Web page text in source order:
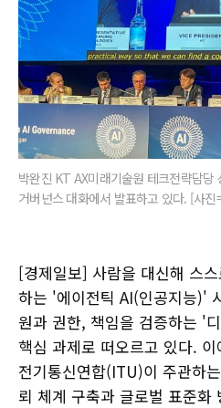
박완진 KT AX미래기술원 테크전략담당
거버넌스 대화에서 발표하고 있다. [사
[경제일보] 사람을 대신해 스
하는 '에이전틱 AI(인공지능)'
원과 권한, 책임을 검증하는 '
핵심 과제로 떠오르고 있다.
전기통신연합(ITU)이 주관하
뢰 체계 구축과 글로벌 표준화